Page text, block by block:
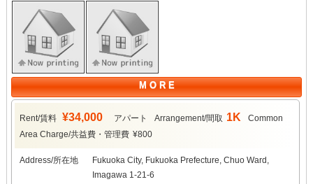
M O R E
Rent/賃料 ¥34,000 アパート Arrangement/間取 1K
Common
Area Charge/共益費・管理費 ¥800
Address/所在地
Fukuoka City, Fukuoka Prefecture, Chuo Ward,
Imagawa 1-21-6